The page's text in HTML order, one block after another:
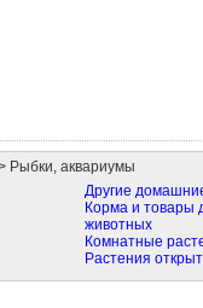
Рыбки, аквариумы
Другие
Корма и товары
животных
Комнатные
Растения